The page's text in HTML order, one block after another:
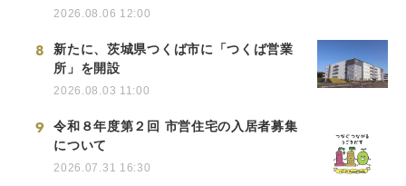
2026.08.06 12:00
8
新たに、茨城県つくば市に「つくば営業
所」を開設
2026.08.03 11:00
9
令和８年度第２回 市営住宅の入居者募集
について
2026.07.31 16:30